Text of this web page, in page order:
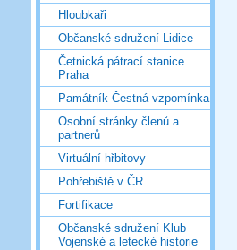
Hloubkaři
Občanské sdružení Lidice
Četnická pátrací stanice
Praha
Památník Čestná vzpomínka
Osobní stránky členů a
partnerů
Virtuální hřbitovy
Pohřebiště v ČR
Fortifikace
Občanské sdružení Klub
Vojenské a letecké historie